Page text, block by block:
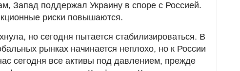
Запад поддержал Украину в споре с Россией.
риски повышаются.
но сегодня пытается стабилизироваться. В
рынках начинается неплохо, но к России
сегодня все активы под давлением, прежде